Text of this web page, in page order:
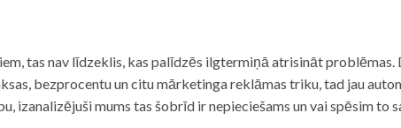
tas nav līdzeklis, kas palīdzēs ilgtermiņā atrisināt
bezprocentu un citu mārketinga reklāmas triku, tad jau
izanalizējuši mums tas šobrīd ir nepieciešams un vai spēsim to